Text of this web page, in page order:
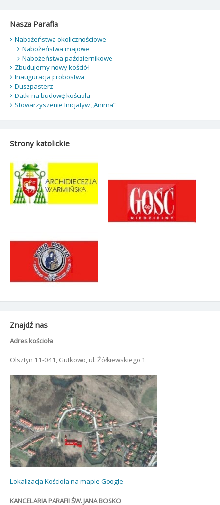
Nasza Parafia
Nabożeństwa okolicznościowe
Nabożeństwa majowe
Nabożeństwa październikowe
Zbudujemy nowy kościół
Inauguracja probostwa
Duszpasterz
Datki na budowę kościoła
Stowarzyszenie Inicjatyw „Anima”
Strony katolickie
Znajdź nas
Adres kościoła
Olsztyn 11-041, Gutkowo, ul. Żółkiewskiego 1
Lokalizacja Kościoła na mapie Google
KANCELARIA PARAFII ŚW. JANA BOSKO